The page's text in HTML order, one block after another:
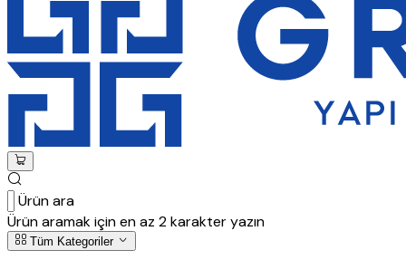
Ürün ara
Ürün aramak için en az 2 karakter yazın
Tüm Kategoriler